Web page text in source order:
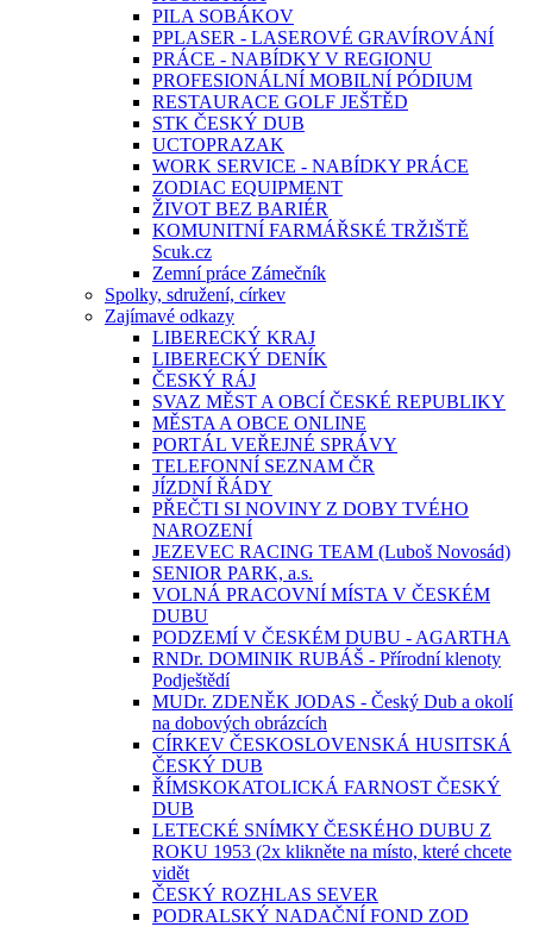
PILA SOBÁKOV
PPLASER - LASEROVÉ GRAVÍROVÁNÍ
PRÁCE - NABÍDKY V REGIONU
PROFESIONÁLNÍ MOBILNÍ PÓDIUM
RESTAURACE GOLF JEŠTĚD
STK ČESKÝ DUB
UCTOPRAZAK
WORK SERVICE - NABÍDKY PRÁCE
ZODIAC EQUIPMENT
ŽIVOT BEZ BARIÉR
KOMUNITNÍ FARMÁŘSKÉ TRŽIŠTĚ
Scuk.cz
Zemní práce Zámečník
Spolky, sdružení, církev
Zajímavé odkazy
LIBERECKÝ KRAJ
LIBERECKÝ DENÍK
ČESKÝ RÁJ
SVAZ MĚST A OBCÍ ČESKÉ REPUBLIKY
MĚSTA A OBCE ONLINE
PORTÁL VEŘEJNÉ SPRÁVY
TELEFONNÍ SEZNAM ČR
JÍZDNÍ ŘÁDY
PŘEČTI SI NOVINY Z DOBY TVÉHO
NAROZENÍ
JEZEVEC RACING TEAM (Luboš Novosád)
SENIOR PARK, a.s.
VOLNÁ PRACOVNÍ MÍSTA V ČESKÉM
DUBU
PODZEMÍ V ČESKÉM DUBU - AGARTHA
RNDr. DOMINIK RUBÁŠ - Přírodní klenoty
Podještědí
MUDr. ZDENĚK JODAS - Český Dub a okolí
na dobových obrázcích
CÍRKEV ČESKOSLOVENSKÁ HUSITSKÁ
ČESKÝ DUB
ŘÍMSKOKATOLICKÁ FARNOST ČESKÝ
DUB
LETECKÉ SNÍMKY ČESKÉHO DUBU Z
ROKU 1953 (2x klikněte na místo, které chcete
vidět
ČESKÝ ROZHLAS SEVER
PODRALSKÝ NADAČNÍ FOND ZOD